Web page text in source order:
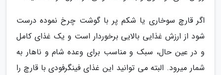
اگر قارچ سوخاری یا شکم پر با گوشت چرخ نموده درست
شود از ارزش غذایی بالایی برخوردار است و یک غذای کامل
و در عین حال، سبک و مناسب برای وعده شام و ناهار به
شمار میرود. البته می توانید این غذای فینگرفودی با قارچ را